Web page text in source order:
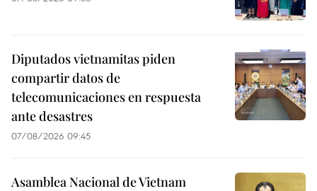
Diputados vietnamitas piden
compartir datos de
telecomunicaciones en respuesta
ante desastres
07/08/2026 09:45
Asamblea Nacional de Vietnam